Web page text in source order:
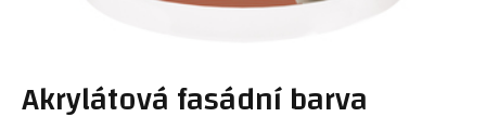
Akrylátová fasádní barva